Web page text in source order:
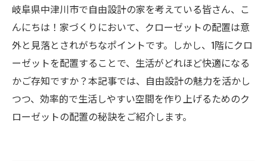
岐阜県中津川市で自由設計の家を考えている皆さん、こ
んにちは！家づくりにおいて、クローゼットの配置は意
外と見落とされがちなポイントです。しかし、1階にクロ
ーゼットを配置することで、生活がどれほど快適になる
かご存知ですか？本記事では、自由設計の魅力を活かし
つつ、効率的で生活しやすい空間を作り上げるためのク
ローゼットの配置の秘訣をご紹介します。